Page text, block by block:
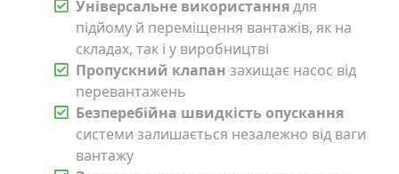
Універсальне використаннядля
підйому й переміщення вантажів, як на
складах, так і у виробництві
Пропускний клапан захищає насос від
перевантажень
Безперебійна швидкість опускання
системи залишається незалежно від ваги
вантажу